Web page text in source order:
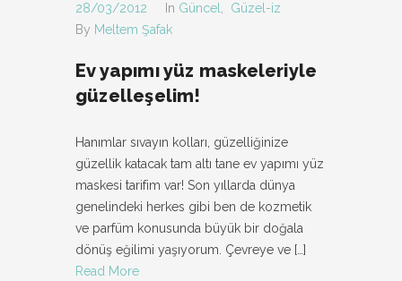
28/03/2012 In Güncel
Güzel-iz
By Meltem Şafak
Ev yapımı yüz maskeleriyle
güzelleşelim!
Hanımlar sıvayın kolları, güzelliğinize
güzellik katacak tam altı tane ev yapımı yüz
maskesi tarifim var! Son yıllarda dünya
genelindeki herkes gibi ben de kozmetik
ve parfüm konusunda büyük bir doğala
dönüş eğilimi yaşıyorum. Çevreye ve […]
Read More